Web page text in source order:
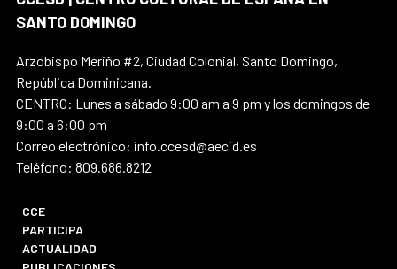
SANTO DOMINGO
Arzobispo Meriño #2, Ciudad Colonial, Santo Domingo,
República Dominicana.
CENTRO: Lunes a sábado 9:00 am a 9 pm y los domingos de
9:00 a 6:00 pm
Correo electrónico: info.ccesd@aecid.es
Teléfono: 809.686.8212
CCE
PARTICIPA
ACTUALIDAD